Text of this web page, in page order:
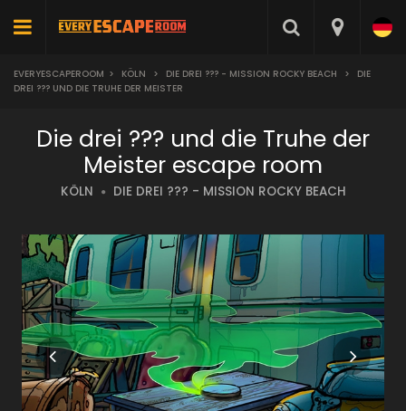
EVERYESCAPEROOM > KÖLN > DIE DREI ??? - MISSION ROCKY BEACH >
DIE
DREI ??? UND DIE TRUHE DER MEISTER
Die drei ??? und die Truhe der
Meister escape room
KÖLN DIE DREI ??? - MISSION ROCKY BEACH